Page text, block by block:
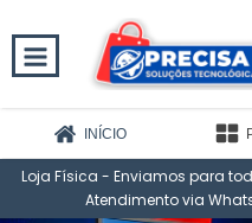
INÍCIO
Loja Física - Enviamos para
Atendimento via